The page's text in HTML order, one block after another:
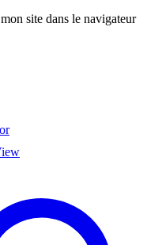
site dans le navigateur